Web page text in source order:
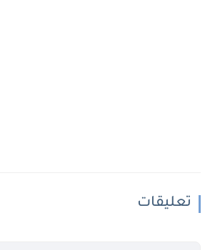
تعليقات